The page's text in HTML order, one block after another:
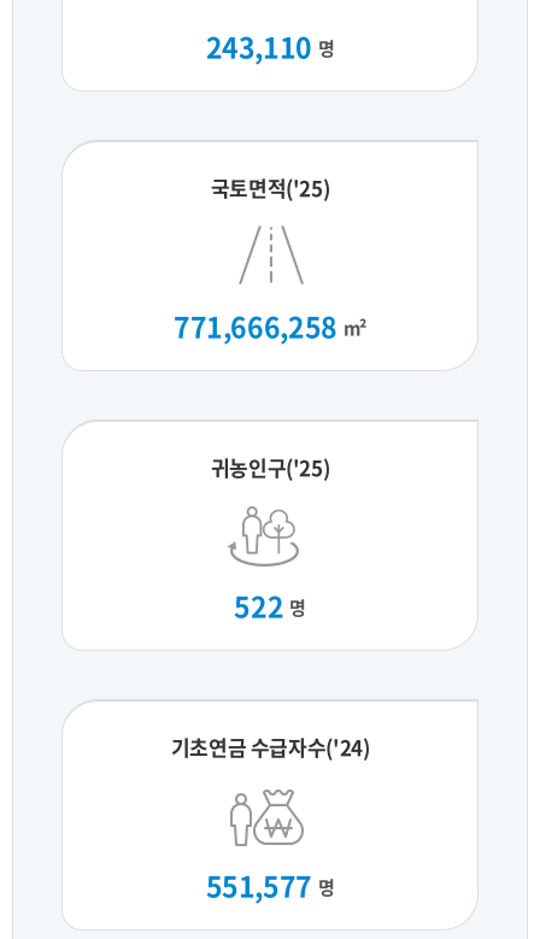
243,110 명
국토면적('25)
771,666,258 m²
귀농인구('25)
522 명
기초연금 수급자수('24)
551,577 명